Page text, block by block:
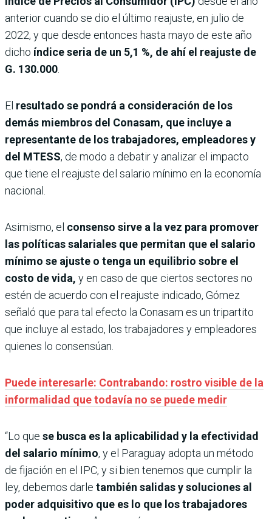
anterior cuando se dio el último reajuste, en julio de
2022, y que desde entonces hasta mayo de este año
dicho índice seria de un 5,1 %, de ahí el reajuste de
G. 130.000
El resultado se pondrá a consideración de los
demás miembros del Conasam, que incluye a
representante de los trabajadores, empleadores y
del MTESS, de modo a debatir y analizar el impacto
que tiene el reajuste del salario mínimo en la economía
nacional.
Asimismo, el consenso sirve a la vez para promover
las políticas salariales que permitan que el salario
mínimo se ajuste o tenga un equilibrio sobre el
costo de vida, y en caso de que ciertos sectores no
estén de acuerdo con el reajuste indicado, Gómez
señaló que para tal efecto la Conasam es un tripartito
que incluye al estado, los trabajadores y empleadores
quienes lo consensúan.
Puede interesarle: Contrabando: rostro visible de la
informalidad que todavía no se puede medir
“Lo que se busca es la aplicabilidad y la efectividad
del salario mínimo, y el Paraguay adopta un método
de fijación en el IPC, y si bien tenemos que cumplir la
ley, debemos darle también salidas y soluciones al
poder adquisitivo que es lo que los trabajadores